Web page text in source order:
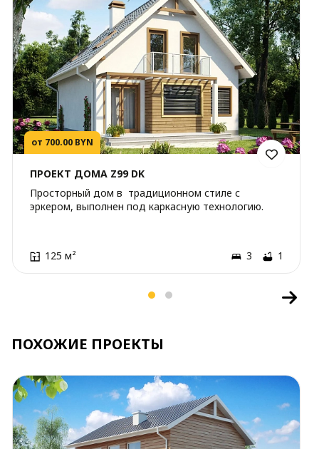
от 700.00 BYN
ПРОЕКТ ДОМА Z99 DK
Просторный дом в традиционном стиле с
эркером, выполнен под каркасную технологию.
125 м² 3 1
ПОХОЖИЕ ПРОЕКТЫ